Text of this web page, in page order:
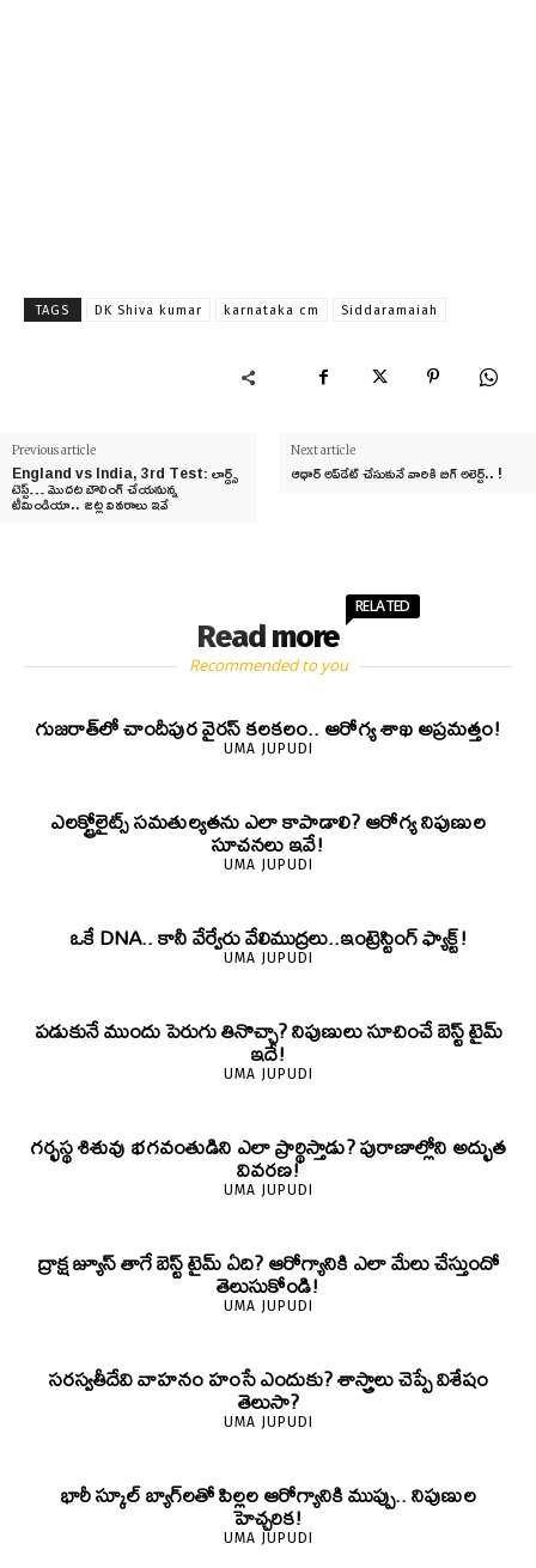
TAGS DK Shiva kumar karnataka cm Siddaramaiah
Previous article
England vs India, 3rd Test: లార్డ్స్
టెస్ట్… మొదట బౌలింగ్ చేయనున్న
టీమిండియా.. జట్ల వివరాలు ఇవే
Next article
ఆధార్‌ అప్‌డేట్‌ చేసుకునే వారికి బిగ్ అలెర్ట్.. !
Read more
RELATED
Recommended to you
గుజరాత్‌లో చాందీపుర వైరస్ కలకలం.. ఆరోగ్య శాఖ అప్రమత్తం!
UMA JUPUDI
ఎలక్ట్రోలైట్స్ సమతుల్యతను ఎలా కాపాడాలి? ఆరోగ్య నిపుణుల
సూచనలు ఇవే!
UMA JUPUDI
ఒకే DNA.. కానీ వేర్వేరు వేలిముద్రలు..ఇంట్రెస్టింగ్ ఫ్యాక్ట్!
UMA JUPUDI
పడుకునే ముందు పెరుగు తినొచ్చా? నిపుణులు సూచించే బెస్ట్ టైమ్
ఇదే!
UMA JUPUDI
గర్భస్థ శిశువు భగవంతుడిని ఎలా ప్రార్థిస్తాడు? పురాణాల్లోని అద్భుత
వివరణ!
UMA JUPUDI
ద్రాక్ష జ్యూస్ తాగే బెస్ట్ టైమ్ ఏది? ఆరోగ్యానికి ఎలా మేలు చేస్తుందో
తెలుసుకోండి!
UMA JUPUDI
సరస్వతీదేవి వాహనం హంసే ఎందుకు? శాస్త్రాలు చెప్పే విశేషం
తెలుసా?
UMA JUPUDI
భారీ స్కూల్ బ్యాగ్‌లతో పిల్లల ఆరోగ్యానికి ముప్పు.. నిపుణుల
హెచ్చరిక!
UMA JUPUDI